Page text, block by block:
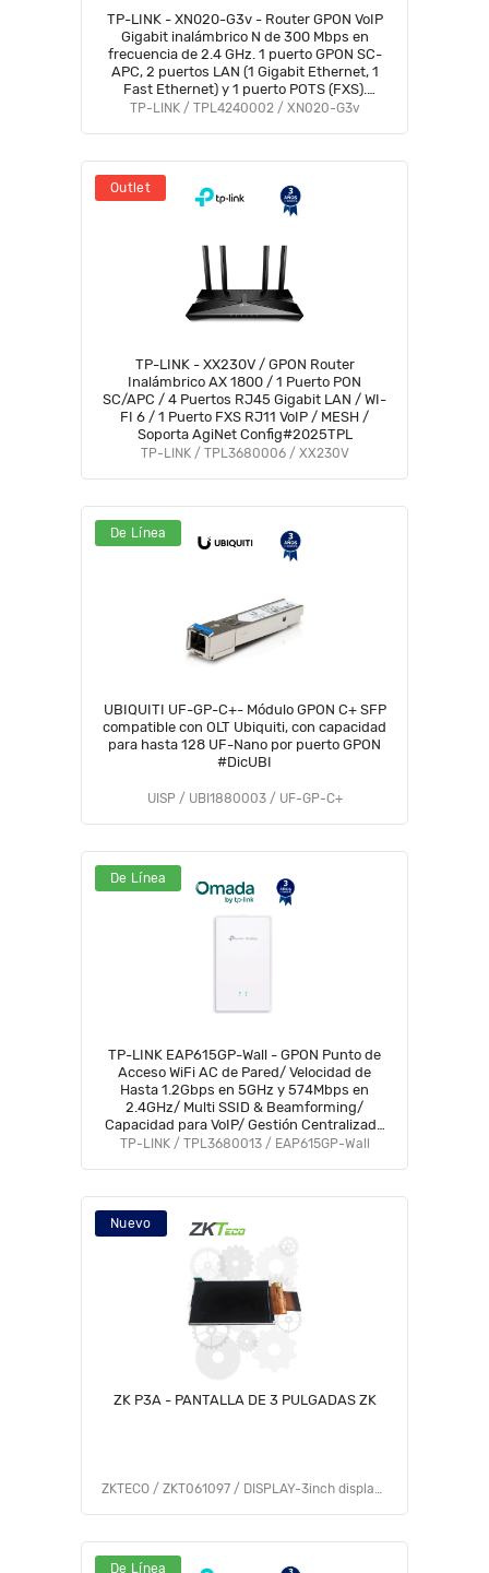
TP-LINK - XN020-G3v - Router GPON VoIP
Gigabit inalámbrico N de 300 Mbps en
frecuencia de 2.4 GHz. 1 puerto GPON SC-
APC, 2 puertos LAN (1 Gigabit Ethernet, 1
Fast Ethernet) y 1 puerto POTS (FXS).
Compatible con AgiNet Config y AgiNet
TP-LINK / TPL4240002 / XN020-G3v
Outlet
TP-LINK - XX230V / GPON Router
Inalámbrico AX 1800 / 1 Puerto PON
SC/APC / 4 Puertos RJ45 Gigabit LAN / WI-
FI 6 / 1 Puerto FXS RJ11 VoIP / MESH /
Soporta AgiNet Config#2025TPL
TP-LINK / TPL3680006 / XX230V
De Línea
UBIQUITI UF-GP-C+- Módulo GPON C+ SFP
compatible con OLT Ubiquiti, con capacidad
para hasta 128 UF-Nano por puerto GPON
#DicUBI
UISP / UBI1880003 / UF-GP-C+
De Línea
TP-LINK EAP615GP-Wall - GPON Punto de
Acceso WiFi AC de Pared/ Velocidad de
Hasta 1.2Gbps en 5GHz y 574Mbps en
2.4GHz/ Multi SSID & Beamforming/
Capacidad para VoIP/ Gestión Centralizada
Omada
TP-LINK / TPL3680013 / EAP615GP-Wall
Nuevo
ZK P3A - PANTALLA DE 3 PULGADAS ZK
ZKTECO / ZKT061097 / DISPLAY-3inch display for SC70
De Línea